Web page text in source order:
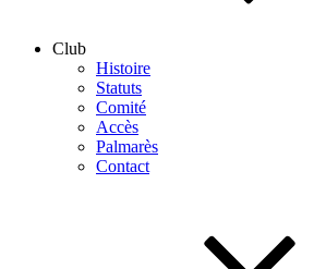
Club
Histoire
Statuts
Comité
Accès
Palmarès
Contact